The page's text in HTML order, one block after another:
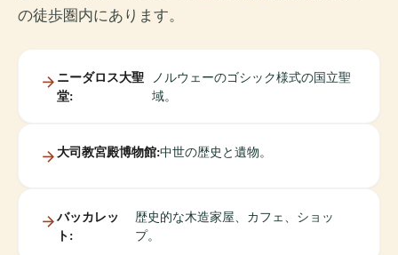
の徒歩圏内にあります。
ニーダロス大聖
堂:
ノルウェーのゴシック様式の国立聖
域。
大司教宮殿博物館:中世の歴史と遺物。
バッカレッ
ト:
歴史的な木造家屋、カフェ、ショッ
プ。